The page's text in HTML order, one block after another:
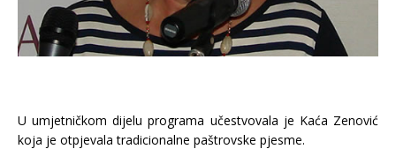
U umjetničkom dijelu programa učestvovala je Kaća Zenović
koja je otpjevala tradicionalne paštrovske pjesme.